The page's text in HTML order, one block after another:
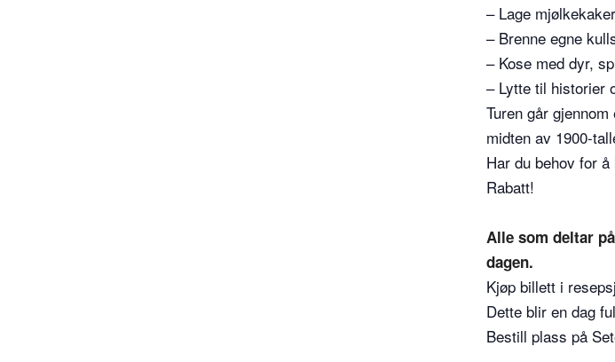
– Lage
– Brenne egne
– Kose med dyr,
– Lytte til historier
Turen går
midten av 1900-
Har du behov for
Rabatt!
Alle som deltar
dagen.
Kjøp billett i
Dette blir en dag
Bestill plass på